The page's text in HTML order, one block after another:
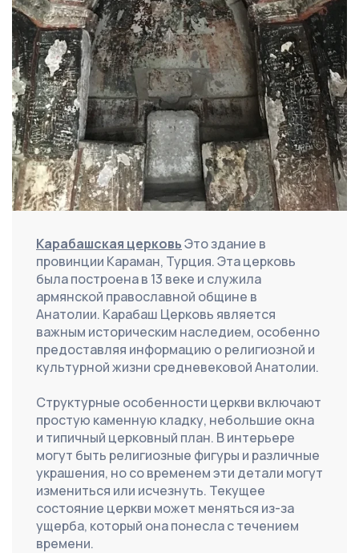
Карабашская церковь Это здание в
провинции Караман, Турция. Эта церковь
была построена в 13 веке и служила
армянской православной общине в
Анатолии. Карабаш Церковь является
важным историческим наследием, особенно
предоставляя информацию о религиозной и
культурной жизни средневековой Анатолии.
Структурные особенности церкви включают
простую каменную кладку, небольшие окна
и типичный церковный план. В интерьере
могут быть религиозные фигуры и различные
украшения, но со временем эти детали могут
измениться или исчезнуть. Текущее
состояние церкви может меняться из-за
ущерба, который она понесла с течением
времени.